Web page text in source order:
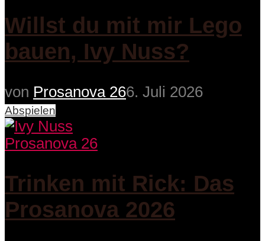
Willst du mit mir Lego
bauen, Ivy Nuss?
von Prosanova 266. Juli 2026
Abspielen
Prosanova 26
Trinken mit Rick: Das
Prosanova 2026